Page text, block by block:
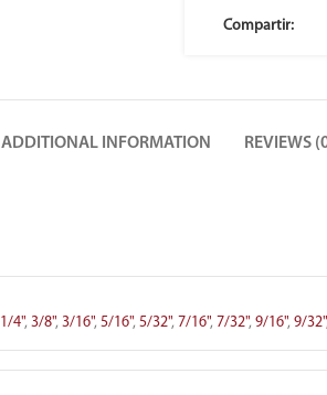
Compartir:
ADDITIONAL INFORMATION REVIEWS
1/4", 3/8", 3/16", 5/16", 5/32", 7/16", 7/32", 9/16", 9/32",